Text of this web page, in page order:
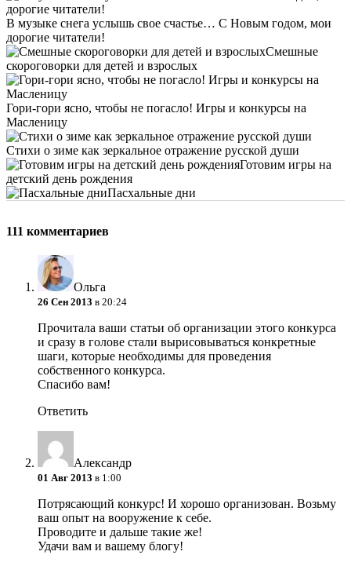
В музыке снега услышь свое счастье… С Новым годом, мои
дорогие читатели!
Смешные
скороговорки для детей и взрослых
Гори-гори ясно, чтобы не погасло! Игры и конкурсы на
Масленицу
Стихи о зиме как зеркальное отражение русской души
Готовим игры на
детский день рождения
Пасхальные дни
111 комментариев
Ольга
26 Сен 2013 в 20:24
Прочитала ваши статьи об организации этого конкурса
и сразу в голове стали вырисовываться конкретные
шаги, которые необходимы для проведения
собственного конкурса.
Спасибо вам!
Ответить
Александр
01 Авг 2013 в 1:00
Потрясающий конкурс! И хорошо организован. Возьму
ваш опыт на вооружение к себе.
Проводите и дальше такие же!
Удачи вам и вашему блогу!